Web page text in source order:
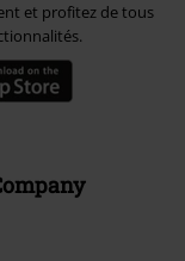
et profitez de tous